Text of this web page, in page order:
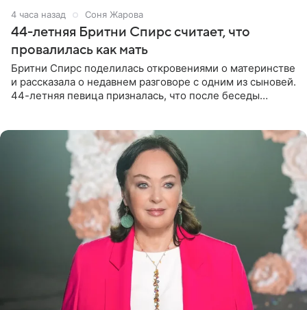
4 часа назад Соня Жарова
44-летняя Бритни Спирс считает, что
провалилась как мать
Бритни Спирс поделилась откровениями о материнстве
и рассказала о недавнем разговоре с одним из сыновей.
44-летняя певица призналась, что после беседы